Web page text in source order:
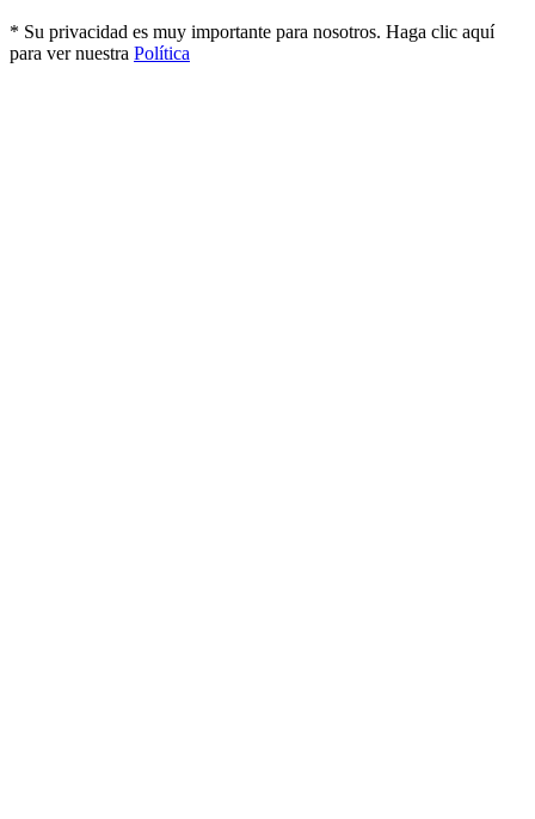
* Su privacidad es muy importante para nosotros. Haga clic aquí
para ver nuestra Política